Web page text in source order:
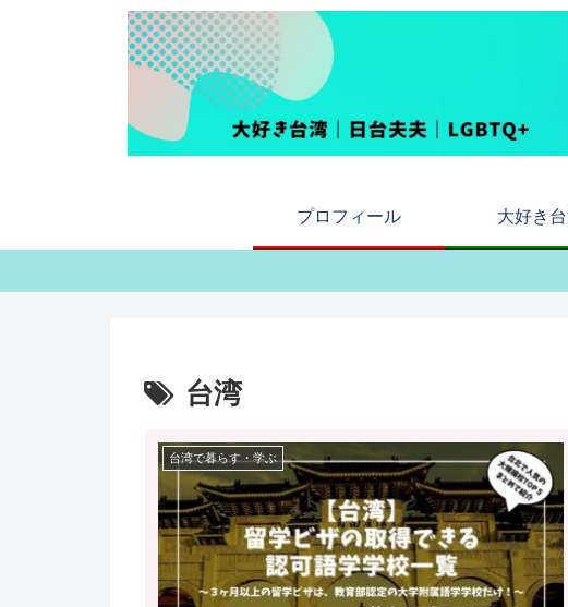
プロフィール 大好き
台湾
台湾で暮らす・学ぶ